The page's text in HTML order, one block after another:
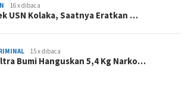
16 x dibaca
USN Kolaka, Saatnya Eratkan …
15 x dibaca
Bumi Hanguskan 5,4 Kg Narko…